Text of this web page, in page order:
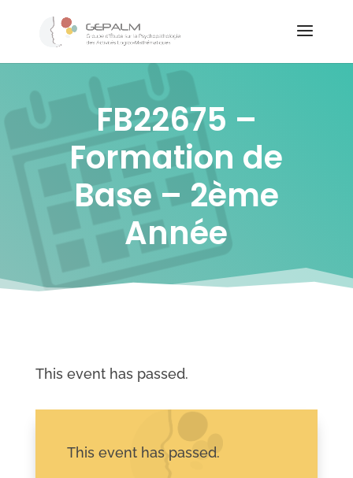
FB22675 –
Formation de
Base – 2ème
Année
This event has passed.
This event has passed.